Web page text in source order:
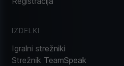
IZDELKI
Igralni strežniki
Strežnik TeamSpeak